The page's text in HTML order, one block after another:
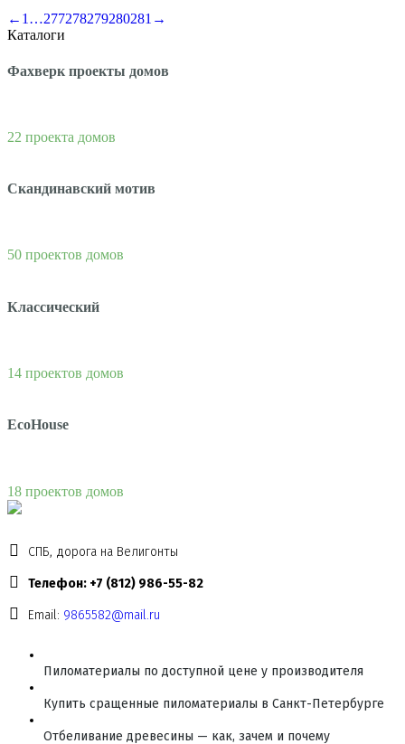
← 1 …277278279280281 →
Каталоги
Фахверк проекты домов
22 проекта домов
Скандинавский мотив
50 проектов домов
Классический
14 проектов домов
EcoHouse
18 проектов домов
СПБ, дорога на Велигонты
Телефон: +7 (812) 986-55-82
Email: 9865582@mail.ru
Пиломатериалы по доступной цене у производителя
Купить сращенные пиломатериалы в Санкт-Петербурге
Отбеливание древесины — как, зачем и почему